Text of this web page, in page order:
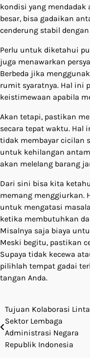
kondisi yang mendadak
besar, bisa gadaikan
cenderung stabil
Perlu untuk diketahui
juga menawarkan
Berbeda jika
rumit syaratnya. Hal ini
keistimewaan apabila
Akan tetapi, pastikan
secara tepat waktu. Hal
tidak membayar cicilan
untuk kehilangan
akan melelang barang
Dari sini bisa kita
memang menggiurkan.
untuk mengatasi
ketika membutuhkan
Misalnya saja biaya
Meski begitu, pastikan
Supaya tidak kecewa
pilihlah tempat gadai
tangan Anda.
Post
navigation
Tujuan Kolaborasi
Sektor Lembaga
Administrasi Negara
Republik Indonesia